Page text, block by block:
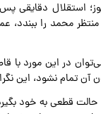
استقلال دقایقی
محمد را ببندد،
در این مورد با
تمام نشود، این
قطعی به خود